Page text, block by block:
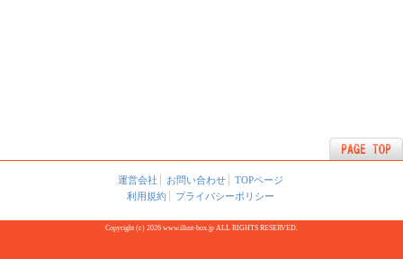
運営会社 お問い合わせ
TOPページ
利用規約
プライバシーポリシー
Copyright (c) 2026 www.illust-box.jp ALL RIGHTS RESERVED.